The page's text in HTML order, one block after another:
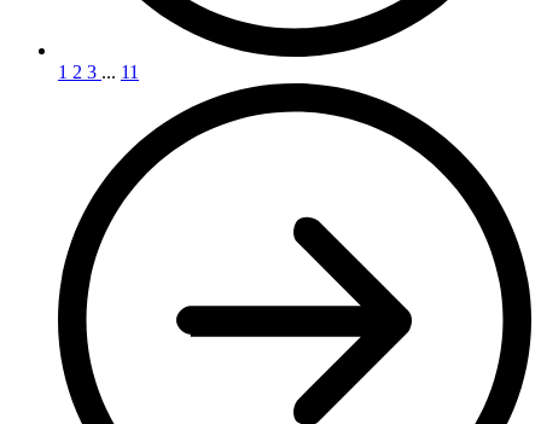
1 2 3 ... 11